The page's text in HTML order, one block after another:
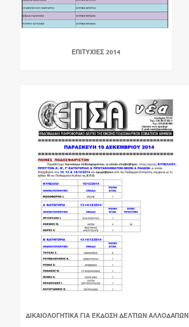
ΕΠΙΤΥΧΊΕΣ 2014
ΔΙΚΑΙΟΛΟΓΗΤΙΚΆ ΓΙΑ ΈΚΔΟΣΗ ΔΕΛΤΊΩΝ ΑΛΛΟΔΑΠΏΝ